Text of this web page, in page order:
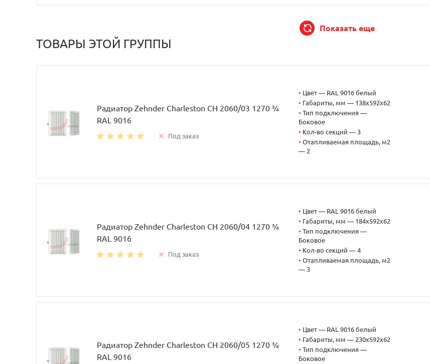
Показать еще
ТОВАРЫ ЭТОЙ ГРУППЫ
Радиатор Zehnder Charleston CH 2060/03 1270 ¾
RAL 9016
Под заказ
• Цвет — RAL 9016 белый
• Габариты, мм — 138x592x62
• Тип подключения —
Боковое
• Кол-во секций — 3
• Отапливаемая площадь, м2
— 2
Радиатор Zehnder Charleston CH 2060/04 1270 ¾
RAL 9016
Под заказ
• Цвет — RAL 9016 белый
• Габариты, мм — 184x592x62
• Тип подключения —
Боковое
• Кол-во секций — 4
• Отапливаемая площадь, м2
— 3
Радиатор Zehnder Charleston CH 2060/05 1270 ¾
RAL 9016
• Цвет — RAL 9016 белый
• Габариты, мм — 230x592x62
• Тип подключения —
Боковое